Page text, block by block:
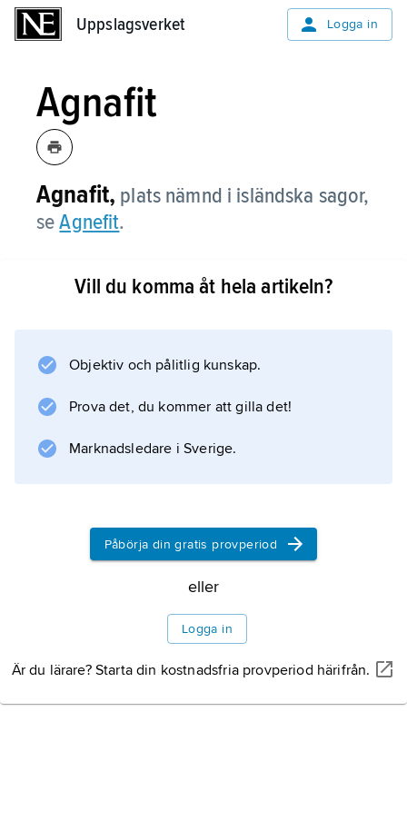
Uppslagsverket Logga in
Agnafit
Agnafit, plats nämnd i isländska sagor,
seAgnefit.
Vill du komma åt hela artikeln?
Objektiv och pålitlig kunskap.
Prova det, du kommer att gilla det!
Marknadsledare i Sverige.
Påbörja din gratis provperiod
eller
Logga in
Är du lärare? Starta din kostnadsfria provperiod härifrån.